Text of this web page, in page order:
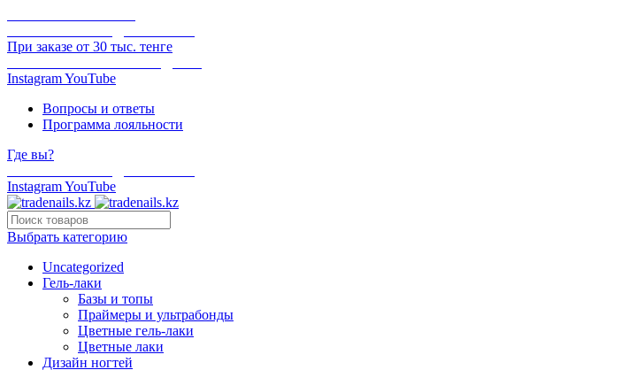
При заказе от 30 тыс. тенге
InstagramYouTube
Вопросы и ответы
Программа лояльности
Где вы?
InstagramYouTube
Выбрать категорию
Uncategorized
Гель-лаки
Базы и топы
Праймеры и ультрабонды
Цветные гель-лаки
Цветные лаки
Дизайн ногтей